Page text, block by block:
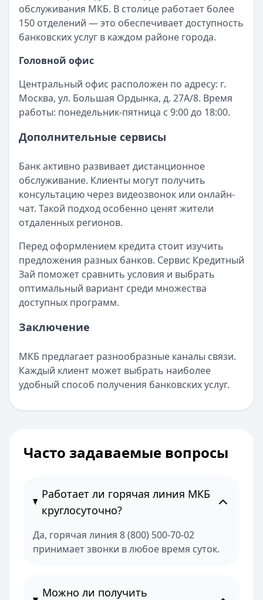
Лимит: до
1 000 000 ₽
Льготный период: 180 дней
Обслуживание:
НОКССБАНК— Кредитная
Льготный период:—
Обслуживание: 100 ₽ в месяц
Рейтинг:4.3
Кредит Европа Банк
Лимит: до600 000 ₽
Обслуживание:Бесплатно
Рейтинг:4.5
Т-Банк— All Airlines Premium
Лимит: до2 000 000 ₽
Льготный период:55 дней
Обслуживание:Бесплатно
Рейтинг:4.8(12 отзывов)
Т-Банк— Lamoda
Лимит: до1 000 000 ₽
Льготный период:55 дней
Рейтинг:4.8(12 отзывов)
обслуживания МКБ. В столице работает более
150 отделений — это обеспечивает доступность
банковских услуг в каждом районе города.
Головной офис
Центральный офис расположен по адресу: г.
Москва, ул. Большая Ордынка, д. 27А/8. Время
работы: понедельник-пятница с 9:00 до 18:00.
Дополнительные сервисы
Банк активно развивает дистанционное
обслуживание. Клиенты могут получить
консультацию через видеозвонок или онлайн-
чат. Такой подход особенно ценят жители
отдаленных регионов.
Перед оформлением кредита стоит изучить
предложения разных банков. Сервис Кредитный
Зай поможет сравнить условия и выбрать
оптимальный вариант среди множества
доступных программ.
Заключение
МКБ предлагает разнообразные каналы связи.
Каждый клиент может выбрать наиболее
удобный способ получения банковских услуг.
Часто задаваемые вопросы
Работает ли горячая линия МКБ
круглосуточно?
Да, горячая линия 8 (800) 500-70-02
принимает звонки в любое время суток.
Можно ли получить